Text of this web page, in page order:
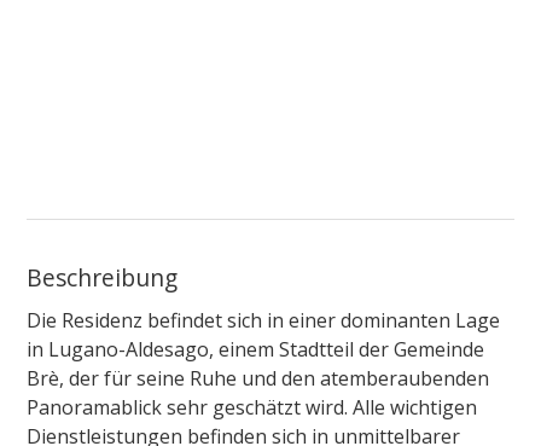
Beschreibung
Die Residenz befindet sich in einer dominanten Lage
in Lugano-Aldesago, einem Stadtteil der Gemeinde
Brè, der für seine Ruhe und den atemberaubenden
Panoramablick sehr geschätzt wird. Alle wichtigen
Dienstleistungen befinden sich in unmittelbarer